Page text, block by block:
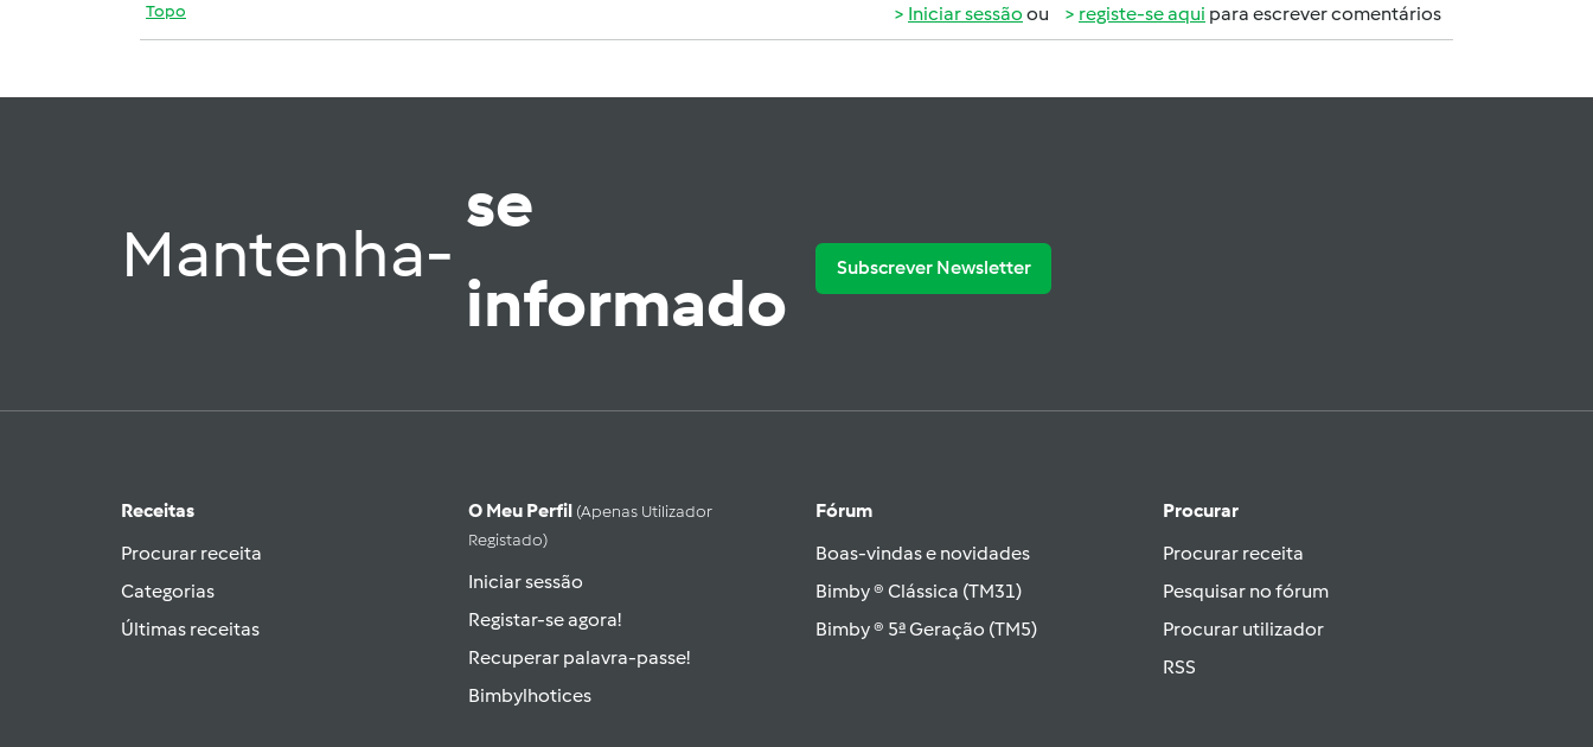
Topo Iniciar sessão ou registe-se aqui para escrever comentários
Mantenha-
se
informado
Subscrever Newsletter
Receitas
Procurar receita
Categorias
Últimas receitas
O Meu Perfil (apenas Utilizador
Registado)
Iniciar sessão
Registar-se agora!
Recuperar palavra-passe!
Bimbylhotices
Fórum
Boas-vindas e novidades
Bimby ® Clássica (TM31)
Bimby ® 5ª Geração (TM5)
Procurar
Procurar receita
Pesquisar no fórum
Procurar utilizador
RSS